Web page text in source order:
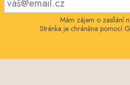
Mám zájem o zasílání
Stránka je chráněna pomocí